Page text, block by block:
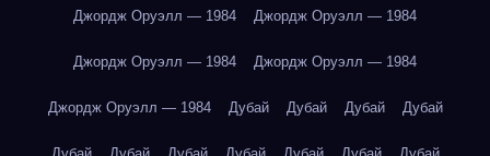
Джордж Оруэлл — 1984 Джордж Оруэлл — 1984
Джордж Оруэлл — 1984 Джордж Оруэлл — 1984
Джордж Оруэлл — 1984 Дубай Дубай Дубай Дубай